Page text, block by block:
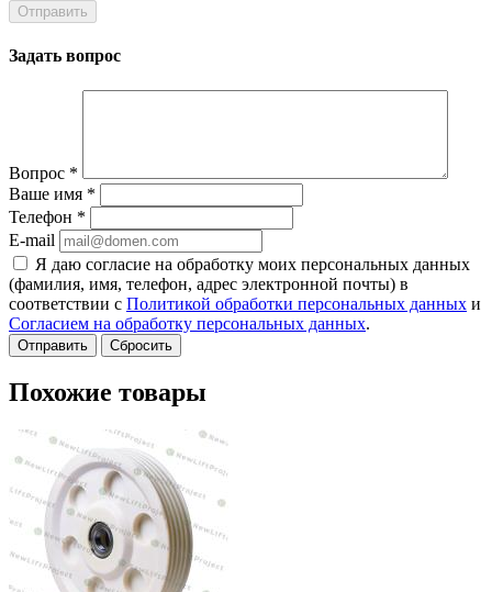
Задать вопрос
Вопрос *
Ваше имя *
Телефон *
E-mail
Я даю согласие на обработку моих персональных данных
(фамилия, имя, телефон, адрес электронной почты) в
соответствии с Политикой обработки персональных данных и
Согласием на обработку персональных данных.
Сбросить
Похожие товары